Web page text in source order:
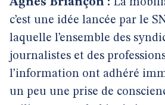
Agnès Briançon : La
c’est une idée lancée par le
laquelle l’ensemble des
journalistes et des
l’information ont adhéré
un peu une prise de